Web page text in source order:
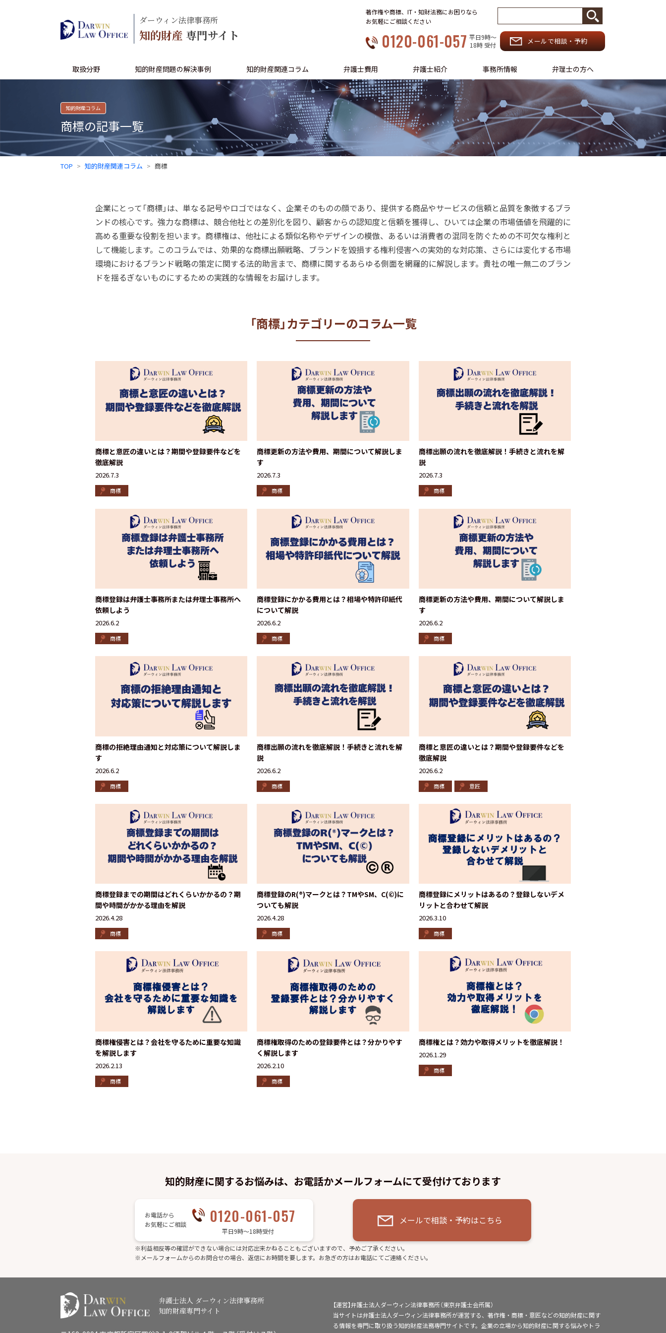
ダーウィン法律事務所
知的財産 専門サイト
著作権や商標、IT・知財法務にお困りなら
お気軽にご相談ください
0120-061-057 平日9時〜
18時 受付
メールで相談・予約
取扱分野 知的財産問題の解決事例 知的財産関連コラム 弁護士費用 弁護士紹介 事務所情報 弁理士の方へ
知的財産コラム
商標の記事一覧
TOP 知的財産関連コラム 商標
企業にとって「商標」は、単なる記号やロゴではなく、企業そのものの顔であり、提供する商品やサービスの信頼と品質を象徴するブラ
ンドの核心です。強力な商標は、競合他社との差別化を図り、顧客からの認知度と信頼を獲得し、ひいては企業の市場価値を飛躍的に
高める重要な役割を担います。商標権は、他社による類似名称やデザインの模倣、あるいは消費者の混同を防ぐための不可欠な権利と
して機能します。このコラムでは、効果的な商標出願戦略、ブランドを毀損する権利侵害への実効的な対応策、さらには変化する市場
環境におけるブランド戦略の策定に関する法的助言まで、商標に関するあらゆる側面を網羅的に解説します。貴社の唯一無二のブラン
ドを揺るぎないものにするための実践的な情報をお届けします。
「商標」カテゴリーのコラム一覧
商標と意匠の違いとは？期間や登録要件などを
徹底解説
2026.7.3
商標
商標更新の方法や費用、期間について解説しま
す
2026.7.3
商標
商標出願の流れを徹底解説！手続きと流れを解
説
2026.7.3
商標
商標登録は弁護士事務所または弁理士事務所へ
依頼しよう
2026.6.2
商標
商標登録にかかる費用とは？相場や特許印紙代
について解説
2026.6.2
商標
商標更新の方法や費用、期間について解説しま
す
2026.6.2
商標
商標の拒絶理由通知と対応策について解説しま
す
2026.6.2
商標
商標出願の流れを徹底解説！手続きと流れを解
説
2026.6.2
商標
商標と意匠の違いとは？期間や登録要件などを
徹底解説
2026.6.2
商標 意匠
商標登録までの期間はどれくらいかかるの？期
間や時間がかかる理由を解説
2026.4.28
商標
商標登録のR(®)マークとは？TMやSM、C(©)に
ついても解説
2026.4.28
商標
商標登録にメリットはあるの？登録しないデメ
リットと合わせて解説
2026.3.10
商標
商標権侵害とは？会社を守るために重要な知識
を解説します
2026.2.13
商標
商標権取得のための登録要件とは？分かりやす
く解説します
2026.2.10
商標
商標権とは？効力や取得メリットを徹底解説！
2026.1.29
商標
知的財産に関するお悩みは、お電話かメールフォームにて受付けております
お電話から
お気軽にご相談
0120-061-057
平日9時～18時受付
メールで相談・予約はこちら
※利益相反等の確認ができない場合には対応出来かねることもございますので、予めご了承ください。
※メールフォームからのお問合せの場合、返信にお時間を要します。お急ぎの方はお電話にてご連絡ください。
弁護士法人 ダーウィン法律事務所
知的財産専門サイト
【運営】弁護士法人ダーウィン法律事務所（東京弁護士会所属）
当サイトは弁護士法人ダーウィン法律事務所が運営する、著作権・商標・意匠などの知的財産に関す
る情報を専門に取り扱う知的財産法務専門サイトです。企業の立場から知的財産に関する悩みやトラ